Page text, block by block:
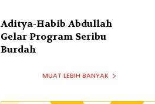
Aditya-Habib Abdullah
Gelar Program Seribu
Burdah
MUAT LEBIH BANYAK